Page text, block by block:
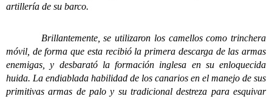
artillería de su barco.
Brillantemente, se utilizaron los camellos como trinchera
móvil, de forma que esta recibió la primera descarga de las armas
enemigas, y desbarató la formación inglesa en su enloquecida
huida. La endiablada habilidad de los canarios en el manejo de sus
primitivas armas de palo y su tradicional destreza para esquivar